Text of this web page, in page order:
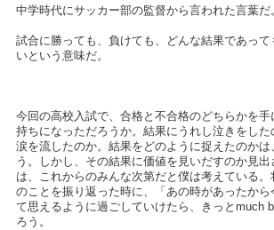
中学時代にサッカー部の監督から言われた言葉だ
試合に勝っても、負けても、どんな結果であって
いという意味だ。
今回の高校入試で、合格と不合格のどちらかを
持ちになっただろうか。結果にうれし泣きをした
涙を流したのか。結果をどのように捉えたのかは
う。しかし、その結果に価値を見いだすのか見
は、これからのみんな次第だと僕は考えている
のことを振り返った時に、「あの時があったから
て思えるように過ごしていけたら、きっとmuch
ろう。